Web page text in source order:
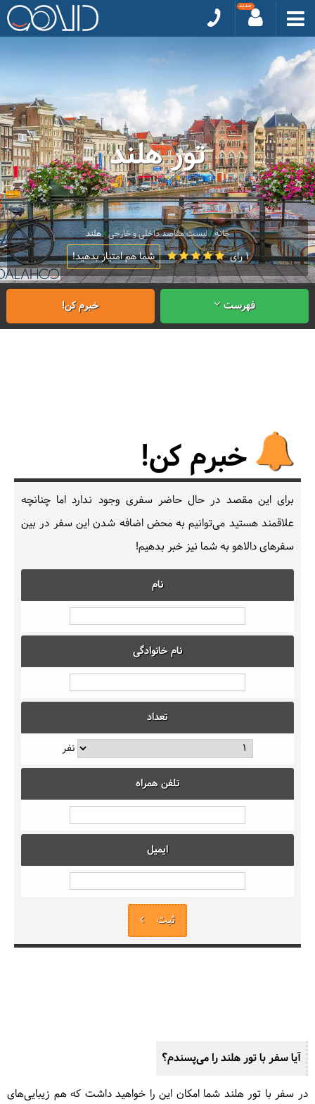
تور هلند
خانه لیست مقاصد داخلی و خارجی هلند
1 رای شما هم امتیاز بدهید!
فهرست خبرم کن!
خبرم کن!
برای این مقصد در حال حاضر سفری وجود ندارد اما چنانچه
علاقمند هستید می‌توانیم به محض اضافه شدن این سفر در بین
سفرهای دالاهو به شما نیز خبر بدهیم!
نام
نام خانوادگی
تعداد
نفر
تلفن همراه
ایمیل
ثبت
آیا سفر با تور هلند را می‌پسندم؟
در سفر با تور هلند شما امکان این را خواهید داشت که هم زیبایی‌های